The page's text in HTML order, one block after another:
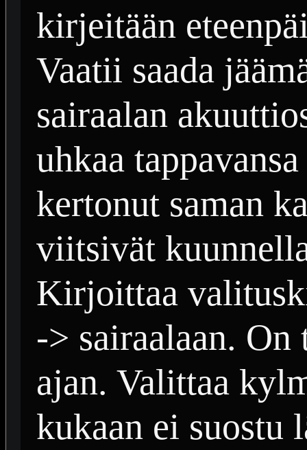
kirjeitään
Vaatii saada
sairaalan
uhkaa
kertonut saman
viitsivät
Kirjoittaa
-> sairaalaan.
ajan. Valittaa
kukaan ei suostu